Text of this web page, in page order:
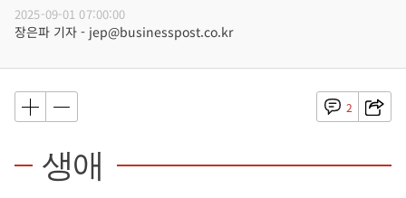
2025-09-01 07:00:00
장은파 기자 - jep@businesspost.co.kr
2
생애